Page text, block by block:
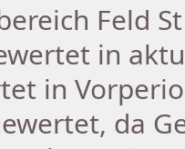
Feld
in
in
da